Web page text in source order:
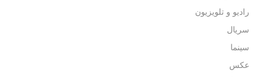
رادیو و تلویزیون
سریال
سینما
عکس